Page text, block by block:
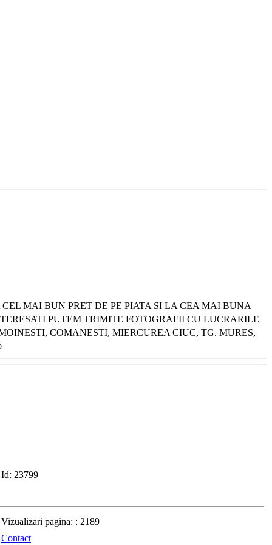
MAI BUN PRET DE PE PIATA SI LA CEA MAI BUNA
PUTEM TRIMITE FOTOGRAFII CU LUCRARILE
COMANESTI, MIERCUREA CIUC, TG. MURES,
Id: 23799
Vizualizari pagina: : 2189
Contact